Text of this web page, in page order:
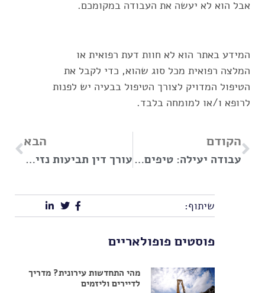
אבל הוא לא יעשה את העבודה במקומכם.
המידע באתר הוא לא חוות דעת רפואית או
המלצה רפואית מכל סוג שהוא, כדי לקבל את
הטיפול המדויק לצורך הטיפול בבעיה יש לפנות
לרופא ו/או למומחה בלבד.
הקודם
עבודה יעילה: טיפים לשיפור הפרודוקטיביות והביצועים שלכם
הבא
עורך דין תביעות נזיקין: אילו סוגי תביעות מצריכים מומחה בתחום?
שיתוף:
פוסטים פופולאריים
מהי התחדשות עירונית? מדריך
לדיירים וליזמים